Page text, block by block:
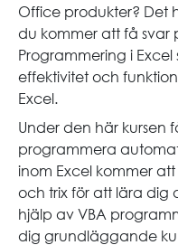
Office produkter? Det
du kommer att få svar
Programmering i
effektivitet och
Excel.
Under den här kursen
programmera
inom Excel kommer
och trix för att lära dig
hjälp av VBA
dig grundläggande